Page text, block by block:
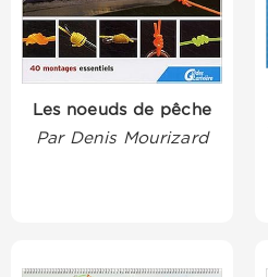
Les noeuds de pêche
Par Denis Mourizard